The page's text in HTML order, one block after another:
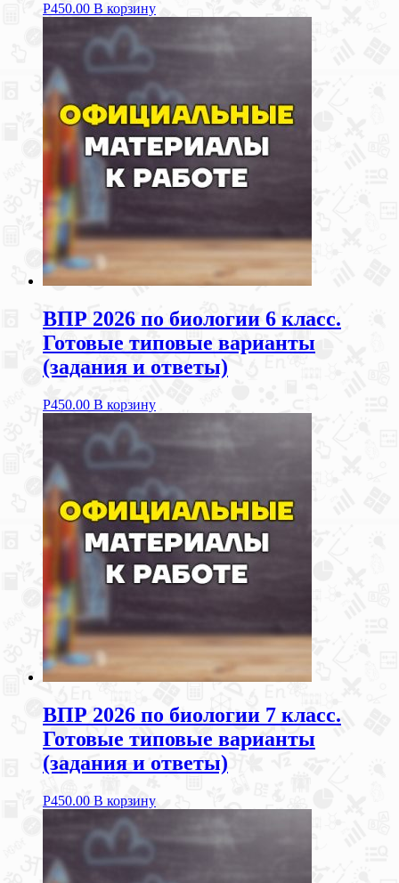
Р450.00 В корзину
ВПР 2026 по биологии 6 класс.
Готовые типовые варианты
(задания и ответы)
Р450.00 В корзину
ВПР 2026 по биологии 7 класс.
Готовые типовые варианты
(задания и ответы)
Р450.00 В корзину